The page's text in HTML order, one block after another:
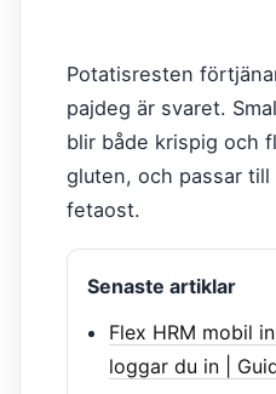
Potatisresten
pajdeg är svaret.
blir både krispig och
gluten, och passar
fetaost.
Senaste artiklar
Flex HRM mobil
loggar du in |